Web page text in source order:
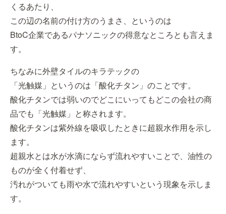
くるあたり、
この辺の名前の付け方のうまさ、というのは
BtoC企業であるパナソニックの得意なところとも言えま
す。
ちなみに外壁タイルのキラテックの
「光触媒」というのは「酸化チタン」のことです。
酸化チタンでは弱いのでどこにいってもどこの会社の商
品でも「光触媒」と称されます。
酸化チタンは紫外線を吸収したときに超親水作用を示し
ます。
超親水とは水が水滴にならず流れやすいことで、油性の
ものが全く付着せず、
汚れがついても雨や水で流れやすいという現象を示しま
す。